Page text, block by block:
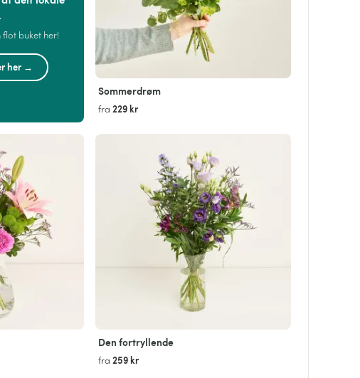
flot buket her!
her →
Sommerdrøm
fra 229 kr
Den fortryllende
fra 259 kr